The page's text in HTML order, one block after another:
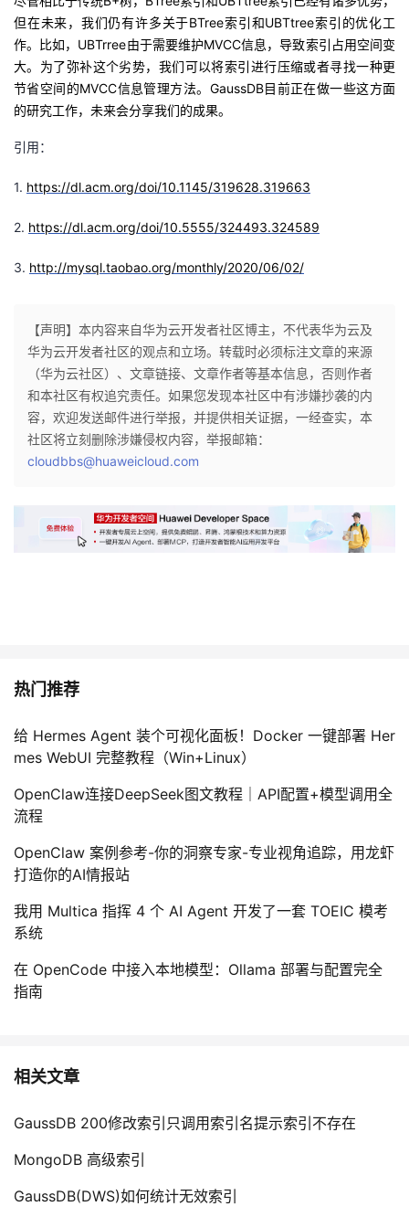
但在未来，我们仍有许多关于BTree索引和UBTtree索引 的优化工
作。 比如， UBTrree由于需要维护MVCC信息，导致索引占用空间变
大。 为了弥补这个劣势， 我们可以将索引进行压缩或者寻找一种更
节省空间的MVCC信息管理方法。 GaussDB目前正在做一些这方面
的研究工作， 未来会分享我们的成果。
引用：
1. https://dl.acm.org/doi/10.1145/319628.319663
2. https://dl.acm.org/doi/10.5555/324493.324589
3. http://mysql.taobao.org/monthly/2020/06/02/
【声明】本内容来自华为云开发者社区博主，不代表华为云及
华为云开发者社区的观点和立场。转载时必须标注文章的来源
（华为云社区）、文章链接、文章作者等基本信息，否则作者
和本社区有权追究责任。如果您发现本社区中有涉嫌抄袭的内
容，欢迎发送邮件进行举报，并提供相关证据，一经查实，本
社区将立刻删除涉嫌侵权内容，举报邮箱：
cloudbbs@huaweicloud.com
热门推荐
给 Hermes Agent 装个可视化面板！Docker 一键部署 Her
mes WebUI 完整教程（Win+Linux）
OpenClaw连接DeepSeek图文教程｜API配置+模型调用全
流程
OpenClaw 案例参考-你的洞察专家-专业视角追踪，用龙虾
打造你的AI情报站
我用 Multica 指挥 4 个 AI Agent 开发了一套 TOEIC 模考
系统
在 OpenCode 中接入本地模型：Ollama 部署与配置完全
指南
相关文章
GaussDB 200修改索引只调用索引名提示索引不存在
MongoDB 高级索引
GaussDB(DWS)如何统计无效索引